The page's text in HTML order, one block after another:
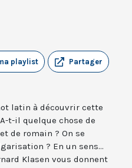
Partager
playlist
latin à découvrir cette
t-il quelque chose de
de romain ? On se
? En un sens...
Klasen vous donnent